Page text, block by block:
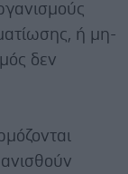
ή μη-
δεν